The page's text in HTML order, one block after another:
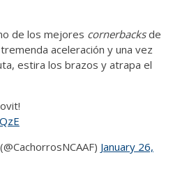
de los mejores cornerbacksde
aceleración y una vez
estira los brazos y atrapa el
January 26,